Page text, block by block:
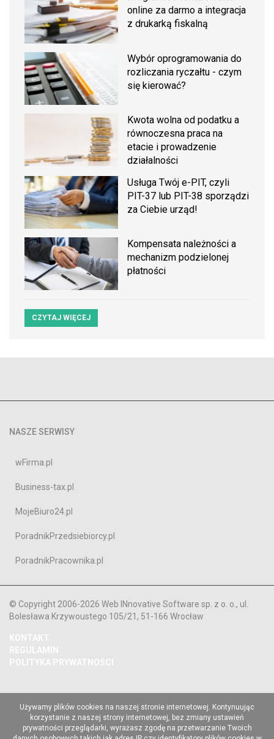
online za darmo a integracja
z drukarką fiskalną
Wybór oprogramowania do
rozliczania ryczałtu - czym
się kierować?
Kwota wolna od podatku a
równoczesna praca na
etacie i prowadzenie
działalności
Usługa Twój e-PIT, czyli
PIT-37 lub PIT-38 sporządzi
za Ciebie urząd!
Kompensata należności a
mechanizm podzielonej
płatności
CZYTAJ WIĘCEJ
NASZE SERWISY
wFirma.pl
Business-tax.pl
MojeBiuro24.pl
PoradnikPrzedsiebiorcy.pl
PoradnikPracownika.pl
© Copyright 2006-2026 Web INnovative Software sp. z o. o., ul.
Bolesława Krzywoustego 105/21, 51-166 Wrocław
KONTAKT
REGULAMIN
POLITYKA PRYWATNOŚCI
Używamy plików cookies na naszej stronie internetowej. Kontynuując
korzystanie z naszej strony internetowej, bez zmiany ustawień
prywatności przeglądarki, wyrażasz zgodę na przetwarzanie Twoich